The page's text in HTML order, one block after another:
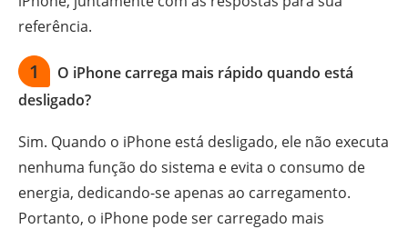
referência.
1
O iPhone carrega mais rápido quando está
desligado?
Sim. Quando o iPhone está desligado, ele não executa
nenhuma função do sistema e evita o consumo de
energia, dedicando-se apenas ao carregamento.
Portanto, o iPhone pode ser carregado mais